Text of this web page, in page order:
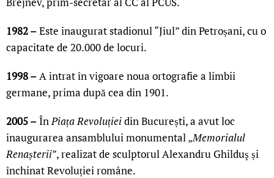
1982 –Este inaugurat stadionul “Jiul” din Petroșani, cu o
capacitate de 20.000 de locuri.
1998 –A intrat în vigoare noua ortografie a limbii
germane, prima după cea din 1901.
2005 –ÎnPiața Revoluțieidin București, a avut loc
inaugurarea ansamblului monumental „Memorialul
Renașterii”, realizat de sculptorul Alexandru Ghilduş și
închinat Revoluției române.